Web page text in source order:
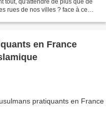
tout, qu'attendre de plus que de
rues de nos villes ? face à ce
en France